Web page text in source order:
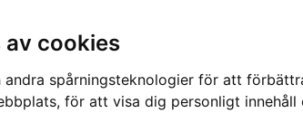
av cookies
andra spårningsteknologier för att
för att visa dig personligt innehåll